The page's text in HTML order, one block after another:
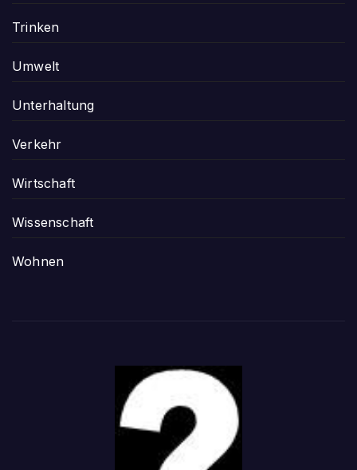
Trinken
Umwelt
Unterhaltung
Verkehr
Wirtschaft
Wissenschaft
Wohnen